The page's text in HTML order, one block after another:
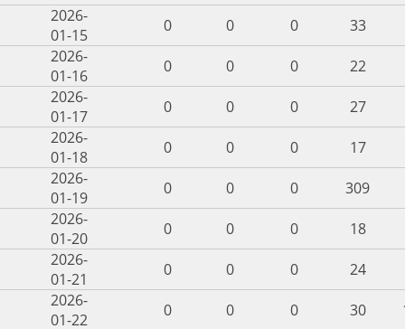
2026-
01-15
0 0 0
33
2026-
01-16
0 0 0
22
2026-
01-17
0 0 0
27
2026-
01-18
0 0 0
17
2026-
01-19
0 0 0
309
2026-
01-20
0 0 0
18
2026-
01-21
0 0 0
24
2026-
01-22
0 0 0 30